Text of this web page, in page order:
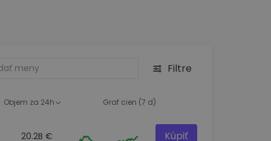
príležitosti
pre optimálny
Filtre
Objem za 24h Graf cien (7 d)
20.2B € Kúpiť